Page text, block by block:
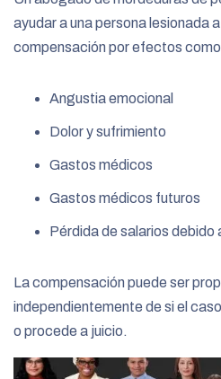
ayudar a una persona lesionada
compensación por efectos
Angustia emocional
Dolor y sufrimiento
Gastos médicos
Gastos médicos futuros
Pérdida de salarios
La compensación puede ser
independientemente de si el
o procede a juicio.